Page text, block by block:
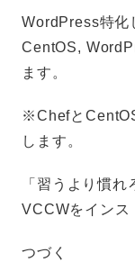
WordPress特化
CentOS,
ます。
※Chefと
します。
「習うより慣
VCCWをインス
つづく